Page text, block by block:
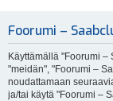
Foorumi –
Käyttämällä "Foorumi
"meidän", "Foorumi –
noudattamaan
ja/tai käytä "Foorumi –